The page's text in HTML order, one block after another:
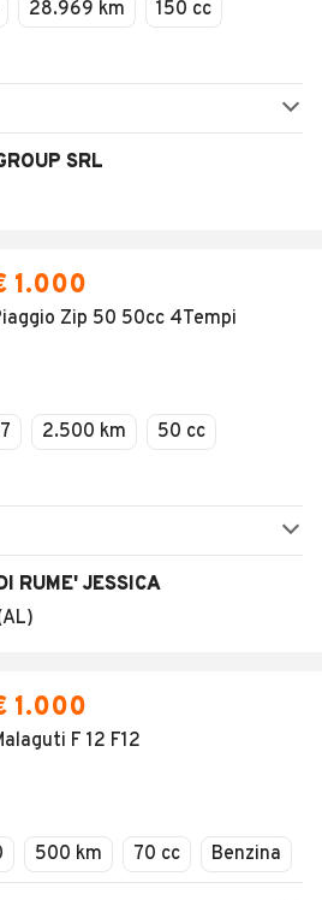
28.969 km
150 cc
SRL
1.000
Zip 50 50cc 4Tempi
2.500 km
50 cc
RUME' JESSICA
1.000
F 12 F12
500 km 70 cc Benzina